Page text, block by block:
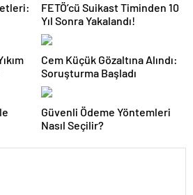
FETÖ’cü Suikast Timinden 10
Yıl Sonra Yakalandı!
Cem Küçük Gözaltına Alındı:
Soruşturma Başladı
Güvenli Ödeme Yöntemleri
Nasıl Seçilir?